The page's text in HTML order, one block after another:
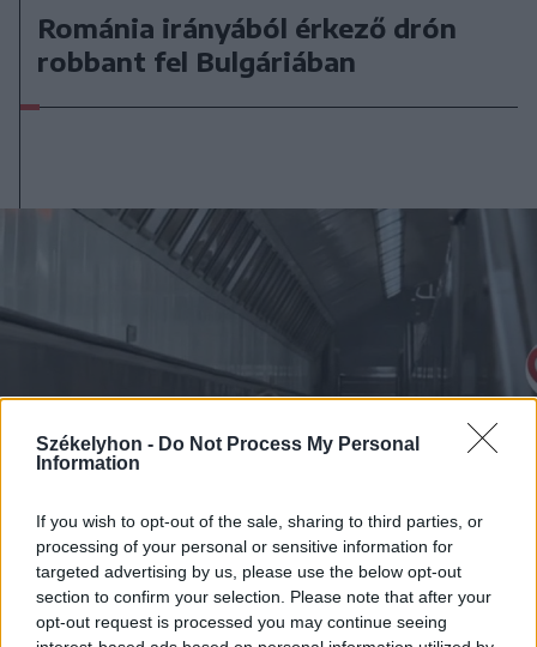
Székelyhon - Do Not Process My Personal
Information
If you wish to opt-out of the sale, sharing to third parties, or
processing of your personal or sensitive information for
targeted advertising by us, please use the below opt-out
section to confirm your selection. Please note that after your
opt-out request is processed you may continue seeing
Románia irányából érkező drón
robbant fel Bulgáriában
2026. augusztus 08., szombat